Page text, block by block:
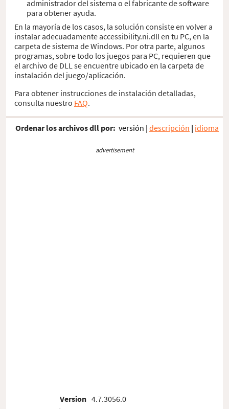
administrador del sistema o el fabricante de software
para obtener ayuda.
En la mayoría de los casos, la solución consiste en volver a
instalar adecuadamente accessibility.ni.dll en tu PC, en la
carpeta de sistema de Windows. Por otra parte, algunos
programas, sobre todo los juegos para PC, requieren que
el archivo de DLL se encuentre ubicado en la carpeta de
instalación del juego/aplicación.
Para obtener instrucciones de instalación detalladas,
consulta nuestro FAQ.
Ordenar los archivos dll por: versión | descripción | idioma
advertisement
Version 4.7.3056.0